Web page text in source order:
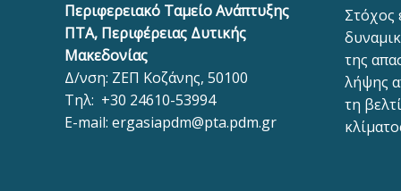
Περιφερειακό Ταμείο Ανάπτυξης
ΠΤΑ, Περιφέρειας Δυτικής
Μακεδονίας
Δ/νση: ΖΕΠ Κοζάνης, 50100
Τηλ: +30 24610-53994
E-mail: ergasiapdm@pta.pdm.gr
Στόχος
της
λήψης
τη